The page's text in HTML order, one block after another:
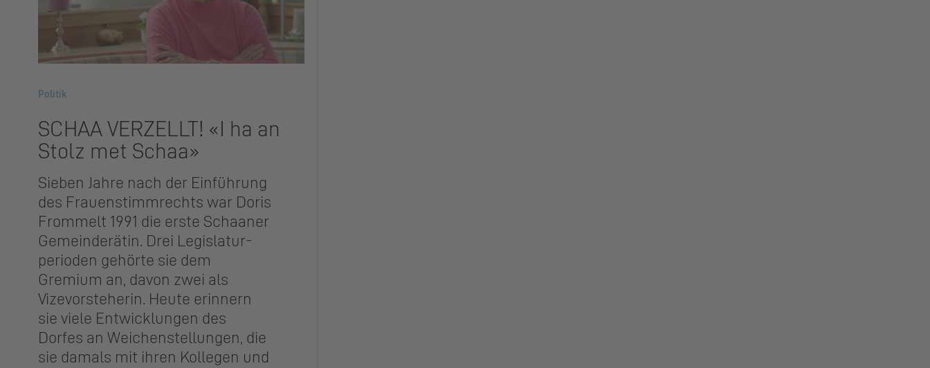
Politik
SCHAA VERZELLT! «I ha an
Stolz met Schaa»
Sieben Jahre nach der Einführung
des Frauenstimmrechts war Doris
Frommelt 1991 die erste Schaaner
Gemeinderätin. Drei Legislatur­
perioden gehörte sie dem
Gremium an, davon zwei als
Vizevorsteherin. Heute erinnern
sie viele Entwicklungen des
Dorfes an Weichenstellungen, die
sie damals mit ihren Kollegen und